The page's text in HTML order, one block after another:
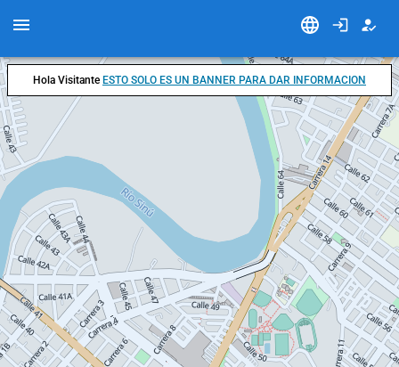
Hola Visitante ESTO SOLO ES UN BANNER PARA DAR INFORMACION